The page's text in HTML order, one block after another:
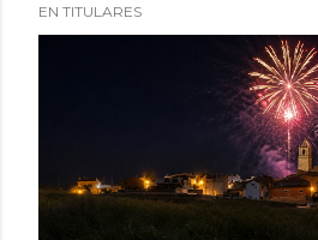
EN TITULARES